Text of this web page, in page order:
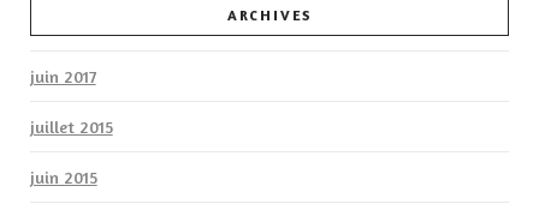
ARCHIVES
juin 2017
juillet 2015
juin 2015